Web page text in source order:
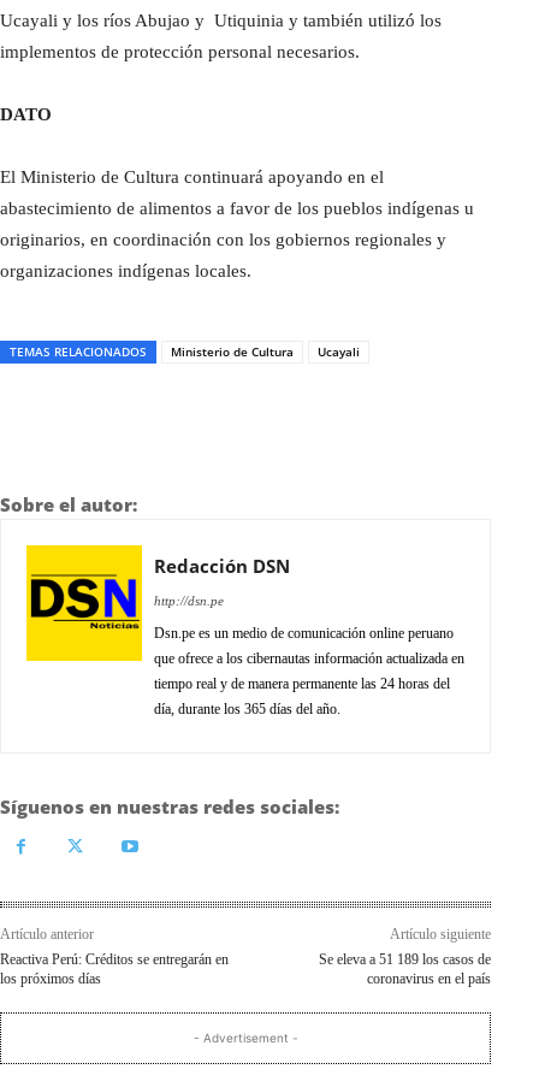
Ucayali y los ríos Abujao y Utiquinia y también utilizó los
implementos de protección personal necesarios.
DATO
El Ministerio de Cultura continuará apoyando en el
abastecimiento de alimentos a favor de los pueblos indígenas u
originarios, en coordinación con los gobiernos regionales y
organizaciones indígenas locales.
TEMAS RELACIONADOS Ministerio de Cultura Ucayali
Sobre el autor:
Redacción DSN
http://dsn.pe
Dsn.pe es un medio de comunicación online peruano
que ofrece a los cibernautas información actualizada en
tiempo real y de manera permanente las 24 horas del
día, durante los 365 días del año.
Síguenos en nuestras redes sociales:
Artículo anterior
Reactiva Perú: Créditos se entregarán en
los próximos días
Artículo siguiente
Se eleva a 51 189 los casos de
coronavirus en el país
- Advertisement -